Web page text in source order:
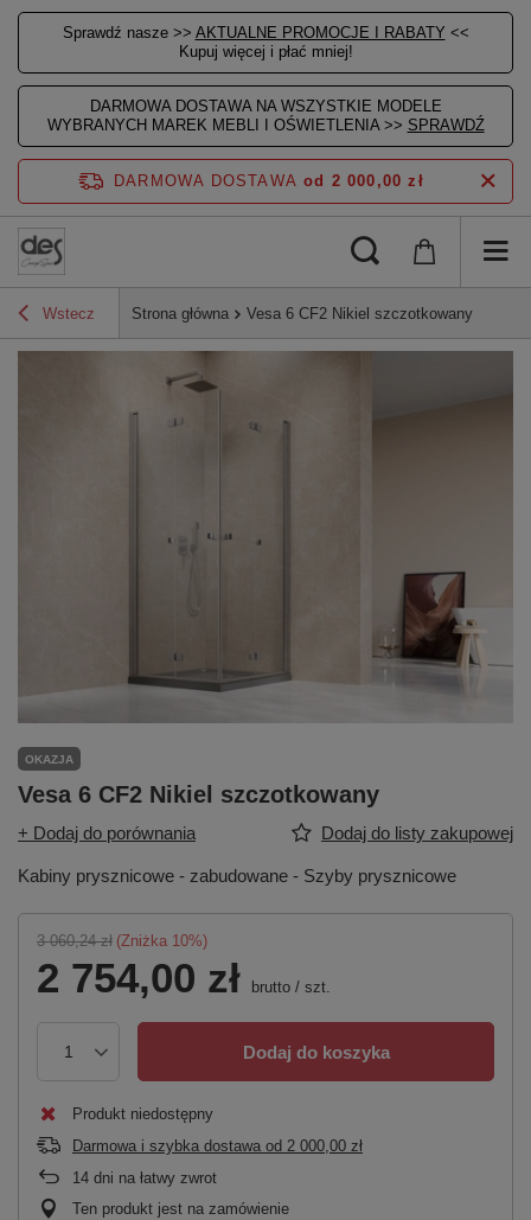
Sprawdź nasze >> AKTUALNE PROMOCJE I RABATY <<
Kupuj więcej i płać mniej!
DARMOWA DOSTAWA NA WSZYSTKIE MODELE
WYBRANYCH MAREK MEBLI I OŚWIETLENIA >> SPRAWDŹ
DARMOWA DOSTAWA od 2 000,00 zł
Wstecz Strona główna Vesa 6 CF2 Nikiel szczotkowany
OKAZJA
Vesa 6 CF2 Nikiel szczotkowany
+ Dodaj do porównania Dodaj do listy zakupowej
Kabiny prysznicowe - zabudowane - Szyby prysznicowe
3 060,24 zł (Zniżka 10%)
2 754,00 zł brutto / szt.
Dodaj do koszyka
Produkt niedostępny
Darmowa i szybka dostawa od 2 000,00 zł
14 dni na łatwy zwrot
Ten produkt jest na zamówienie